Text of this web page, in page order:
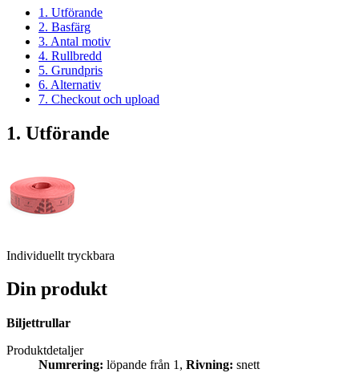
1. Utförande
2. Basfärg
3. Antal motiv
4. Rullbredd
5. Grundpris
6. Alternativ
7. Checkout och upload
1. Utförande
Individuellt tryckbara
Din produkt
Biljettrullar
Produktdetaljer
Numrering: löpande från 1, Rivning: snett